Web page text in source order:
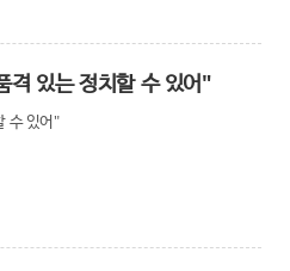
격 있는 정치할 수 있어"
수 있어"